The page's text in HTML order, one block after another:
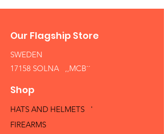
Our Flagship Store
SWEDEN
17158 SOLNA ,,MCB´´
Shop
HATS AND HELMETS '
FIREARMS